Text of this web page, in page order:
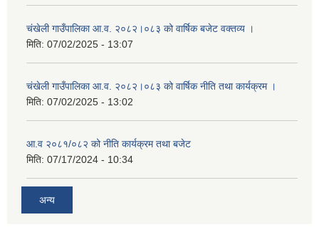
चंखेली गाउँपालिका आ.व. २०८२।०८३ को वार्षिक बजेट वक्तव्य ।
मिति: 07/02/2025 - 13:07
चंखेली गाउँपालिका आ.व. २०८२।०८३ को वार्षिक नीति तथा कार्यक्रम ।
मिति: 07/02/2025 - 13:02
आ.व २०८१/०८२ को नीति कार्यक्रम तथा बजेट
मिति: 07/17/2024 - 10:34
अन्य